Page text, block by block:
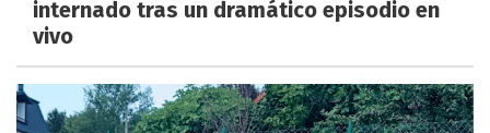
internado tras un dramático episodio en
vivo